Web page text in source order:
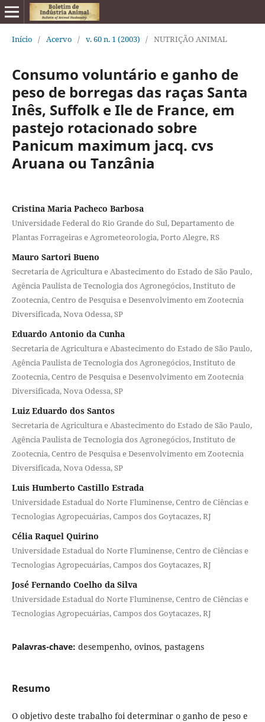
Início / Acervo / v. 60 n. 1 (2003) / NUTRIÇÃO ANIMAL
Consumo voluntário e ganho de
peso de borregas das raças Santa
Inês, Suffolk e Ile de France, em
pastejo rotacionado sobre
Panicum maximum jacq. cvs
Aruana ou Tanzânia
Cristina Maria Pacheco Barbosa
Universidade Federal do Rio Grande do Sul, Departamento de
Plantas Forrageiras e Agrometeorologia, Porto Alegre, RS
Mauro Sartori Bueno
Secretaria de Agricultura e Abastecimento do Estado de São Paulo,
Agência Paulista de Tecnologia dos Agronegócios, Instituto de
Zootecnia, Centro de Pesquisa e Desenvolvimento em Zootecnia
Diversificada, Nova Odessa, SP
Eduardo Antonio da Cunha
Secretaria de Agricultura e Abastecimento do Estado de São Paulo,
Agência Paulista de Tecnologia dos Agronegócios, Instituto de
Zootecnia, Centro de Pesquisa e Desenvolvimento em Zootecnia
Diversificada, Nova Odessa, SP
Luiz Eduardo dos Santos
Secretaria de Agricultura e Abastecimento do Estado de São Paulo,
Agência Paulista de Tecnologia dos Agronegócios, Instituto de
Zootecnia, Centro de Pesquisa e Desenvolvimento em Zootecnia
Diversificada, Nova Odessa, SP
Luis Humberto Castillo Estrada
Universidade Estadual do Norte Fluminense, Centro de Ciências e
Tecnologias Agropecuárias, Campos dos Goytacazes, RJ
Célia Raquel Quirino
Universidade Estadual do Norte Fluminense, Centro de Ciências e
Tecnologias Agropecuárias, Campos dos Goytacazes, RJ
José Fernando Coelho da Silva
Universidade Estadual do Norte Fluminense, Centro de Ciências e
Tecnologias Agropecuárias, Campos dos Goytacazes, RJ
Palavras-chave: desempenho, ovinos, pastagens
Resumo
O objetivo deste trabalho foi determinar o ganho de peso e